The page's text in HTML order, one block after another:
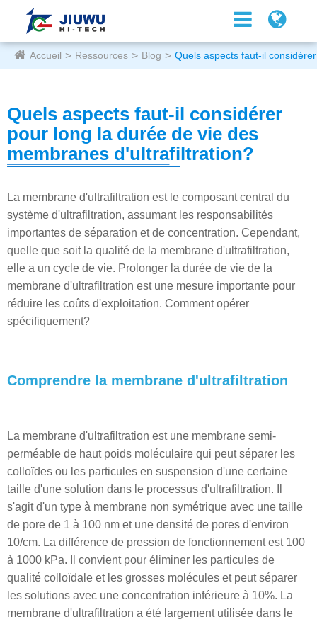
Accueil Ressources Blog Quels aspects faut-il
Quels aspects faut-il considérer
pour long la durée de vie des
membranes d'ultrafiltration?
La membrane d'ultrafiltration est le composant central du
système d'ultrafiltration, assumant les responsabilités
importantes de séparation et de concentration. Cependant,
quelle que soit la qualité de la membrane d'ultrafiltration,
elle a un cycle de vie. Prolonger la durée de vie de la
membrane d'ultrafiltration est une mesure importante pour
réduire les coûts d'exploitation. Comment opérer
spécifiquement?
Comprendre la membrane d'ultrafiltration
La membrane d'ultrafiltration est une membrane semi-
perméable de haut poids moléculaire qui peut séparer les
colloïdes ou les particules en suspension d'une certaine
taille d'une solution dans le processus d'ultrafiltration. Il
s'agit d'un type à membrane non symétrique avec une taille
de pore de 1 à 100 nm et une densité de pores d'environ
10/cm. La différence de pression de fonctionnement est 100
à 1000 kPa. Il convient pour éliminer les particules de
qualité colloïdale et les grosses molécules et peut séparer
les solutions avec une concentration inférieure à 10%. La
membrane d'ultrafiltration a été largement utilisée dans le